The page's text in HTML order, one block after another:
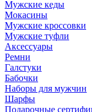
Мужские кеды
Мокасины
Мужские кроссовки
Мужские туфли
Аксессуары
Ремни
Галстуки
Бабочки
Наборы для мужчин
Шарфы
Подарочные